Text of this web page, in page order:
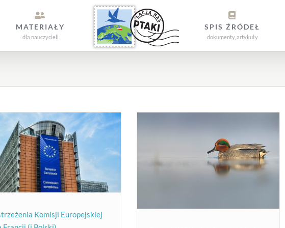
MATERIAŁY
dla nauczycieli
SPIS ŹRÓDEŁ
dokumenty, artykuły
Komisji Europejskiej